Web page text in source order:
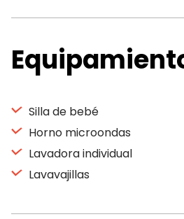
Silla de bebé
Horno microondas
Lavadora individual
Lavavajillas